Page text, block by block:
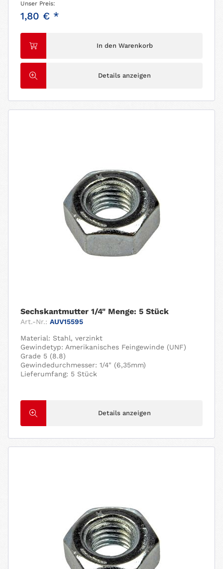
Unser Preis:
1,80 € *
In den Warenkorb
Details anzeigen
Sechskantmutter 1/4" Menge: 5 Stück
Art.-Nr.: AUV15595
Material: Stahl, verzinkt
Gewindetyp: Amerikanisches Feingewinde (UNF)
Grade 5 (8.8)
Gewindedurchmesser: 1/4" (6,35mm)
Lieferumfang: 5 Stück
Details anzeigen